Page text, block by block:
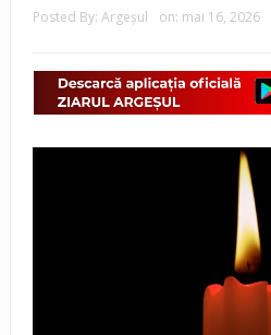
Posted By: Argeşul on: mai 16, 2026